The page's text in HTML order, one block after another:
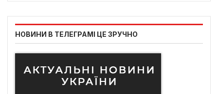
НОВИНИ В ТЕЛЕГРАМІ ЦЕ ЗРУЧНО